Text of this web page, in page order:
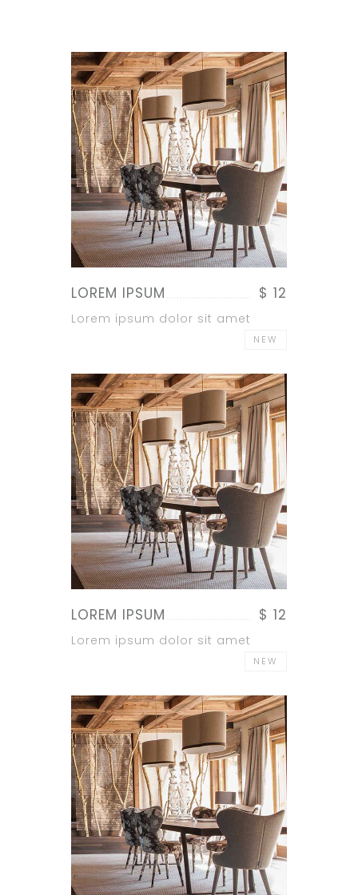
LOREM IPSUM $ 12
Lorem ipsum dolor sit amet
NEW
LOREM IPSUM $ 12
Lorem ipsum dolor sit amet
NEW